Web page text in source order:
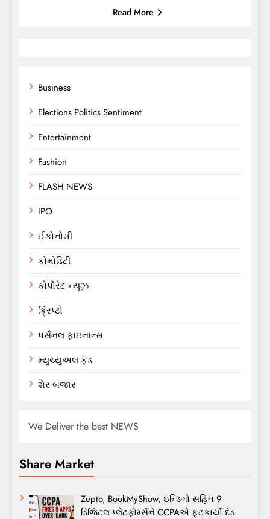
Business
Elections Politics Sentiment
Entertainment
Fashion
FLASH NEWS
IPO
ઈકોનોમી
કોમોડિટી
કોર્પોરેટ ન્યૂઝ
ક્રિપ્ટો
પર્સનલ ફાઇનાન્સ
મ્યુચ્યુઅલ ફંડ
શેર બજાર
We Deliver the best NEWS
Read More
Share Market
Zepto, BookMyShow, ઇન્ડિગો સહિત 9
ડિજિટલ પ્લેટફોર્મ્સને CCPAએ ફટકાર્યો દંડ